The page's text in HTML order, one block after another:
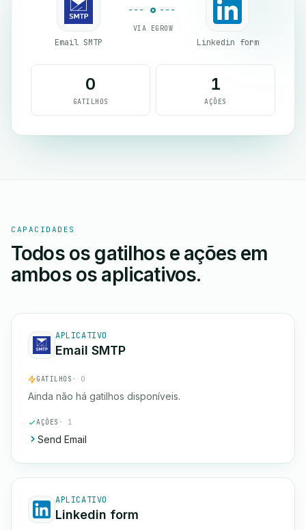
Email SMTP
VIA EGROW
Linkedin form
0
GATILHOS
1
AÇÕES
CAPACIDADES
Todos os gatilhos e ações em
ambos os aplicativos.
APLICATIVO
Email SMTP
GATILHOS · 0
Ainda não há gatilhos disponíveis.
AÇÕES · 1
Send Email
APLICATIVO
Linkedin form